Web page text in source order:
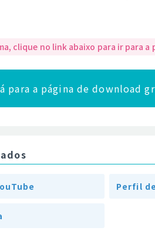
clique no link abaixo para ir para
para a página de download
Perfil